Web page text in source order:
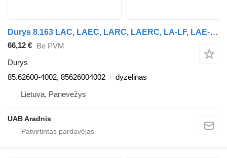
Durys 8.163 LAC, LAEC, LARC, LAERC, LA-LF, LAE-LF 85.62600-4002 sunkvežimio MAN L 2000
66,12 € Be PVM
Durys
85.62600-4002, 85626004002
dyzelinas
Lietuva, Panevėžys
UAB Aradnis